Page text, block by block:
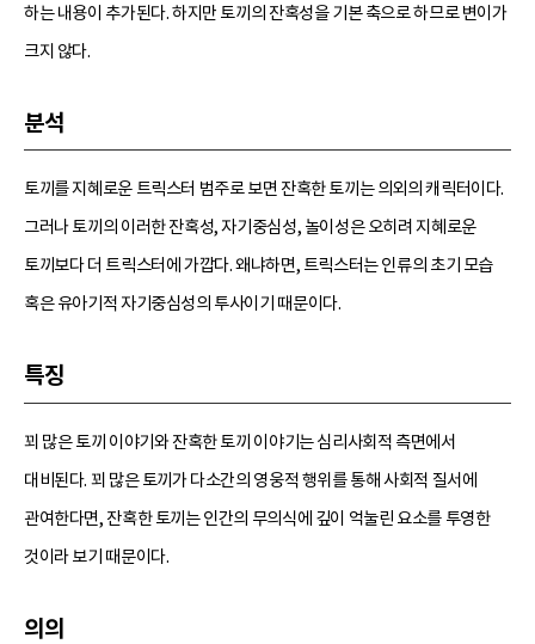
하는 내용이 추가된다. 하지만 토끼의 잔혹성을 기본 축으로 하므로 변이가
크지 않다.
분석
토끼를 지혜로운 트릭스터 범주로 보면 잔혹한 토끼는 의외의 캐릭터이다.
그러나 토끼의 이러한 잔혹성, 자기중심성, 놀이성은 오히려 지혜로운
토끼보다 더 트릭스터에 가깝다. 왜냐하면, 트릭스터는 인류의 초기 모습
혹은 유아기적 자기중심성의 투사이기 때문이다.
특징
꾀 많은 토끼 이야기와 잔혹한 토끼 이야기는 심리사회적 측면에서
대비된다. 꾀 많은 토끼가 다소간의 영웅적 행위를 통해 사회적 질서에
관여한다면, 잔혹한 토끼는 인간의 무의식에 깊이 억눌린 요소를 투영한
것이라 보기 때문이다.
의의